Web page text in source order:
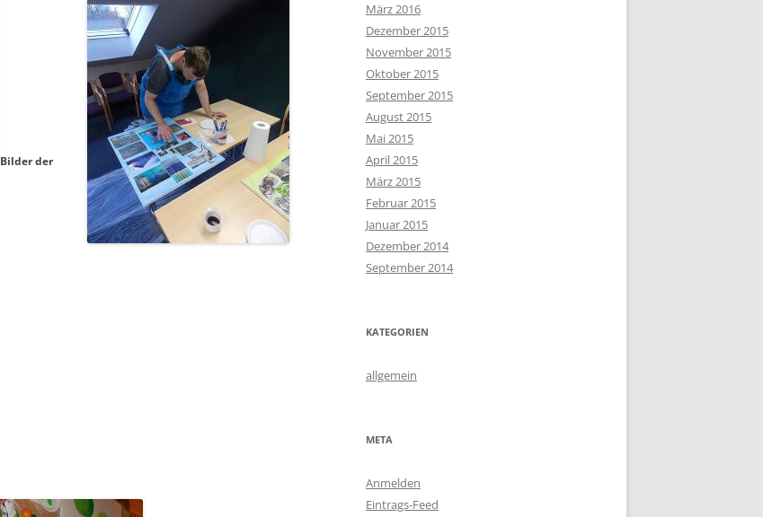
Bilderder
März 2016
Dezember 2015
November 2015
Oktober 2015
September 2015
August 2015
Mai 2015
April 2015
März 2015
Februar 2015
Januar 2015
Dezember 2014
September 2014
KATEGORIEN
allgemein
META
Anmelden
Eintrags-Feed